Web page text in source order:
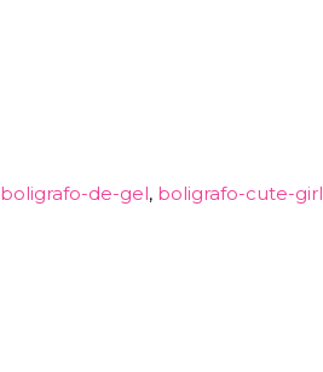
boligrafo-de-gel boligrafo-cute-girl